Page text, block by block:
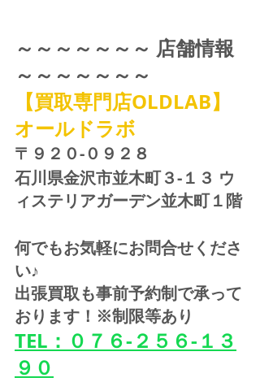
～～～～～～～ 店舗情報
～～～～～～～
【買取専門店OLDLAB】
オールドラボ
〒９２０-０９２８
石川県金沢市並木町３-１３ ウ
ィステリアガーデン並木町１階
何でもお気軽にお問合せくださ
い♪
出張買取も事前予約制で承って
おります！※制限等あり
TEL：０７６-２５６-１３
９０